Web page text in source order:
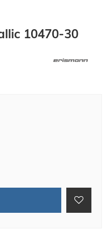
10470-30